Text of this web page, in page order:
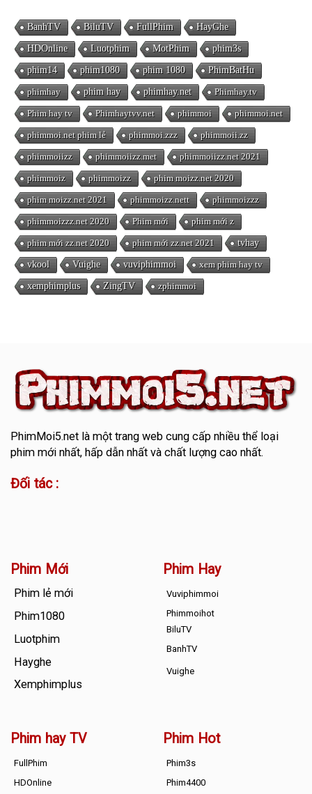
BanhTV BiluTV FullPhim HayGhe
HDOnline Luotphim MotPhim phim3s
phim14 phim1080 phim 1080 PhimBatHu
phimhay phim hay phimhay.net Phimhay.tv
Phim hay tv Phimhaytvv.net phimmoi phimmoi.net
phimmoi.net phim lẻ phimmoi.zzz phimmoii.zz
phimmoiizz phimmoiizz.met phimmoiizz.net 2021
phimmoiz phimmoizz phim moizz.net 2020
phim moizz.net 2021 phimmoizz.nett phimmoizzz
phimmoizzz.net 2020 Phim mới phim mới z
phim mới zz.net 2020 phim mới zz.net 2021 tvhay
vkool Vuighe vuviphimmoi xem phim hay tv
xemphimplus ZingTV zphimmoi
PhimMoi5.netlà một trang web cung cấp nhiều thể loại
phim mới nhất, hấp dẫn nhất và chất lượng cao nhất.
Đối tác :
Phim Mới
Phim lẻ mới
Phim1080
Luotphim
Hayghe
Xemphimplus
Phim Hay
Vuviphimmoi
Phimmoihot
BiluTV
BanhTV
Vuighe
Phim hay TV
FullPhim
HDOnline
Phim Hot
Phim3s
Phim4400